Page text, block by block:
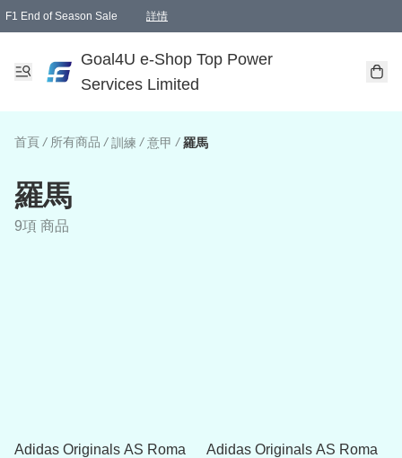
F1 End of Season Sale 詳情
Goal4U e-Shop Top Power
Services Limited
首頁 / 所有商品 / 訓練 / 意甲 / 羅馬
羅馬
9項 商品
Adidas Originals AS Roma
Adidas Originals AS Roma